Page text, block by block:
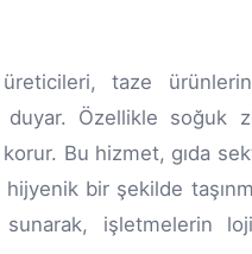
taze
duyar. Özellikle soğuk
korur. Bu hizmet, gıda
bir şekilde
işletmelerin